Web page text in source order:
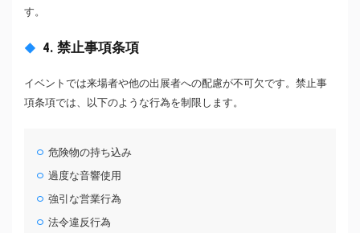
す。
4. 禁止事項条項
イベントでは来場者や他の出展者への配慮が不可欠です。禁止事
項条項では、以下のような行為を制限します。
危険物の持ち込み
過度な音響使用
強引な営業行為
法令違反行為